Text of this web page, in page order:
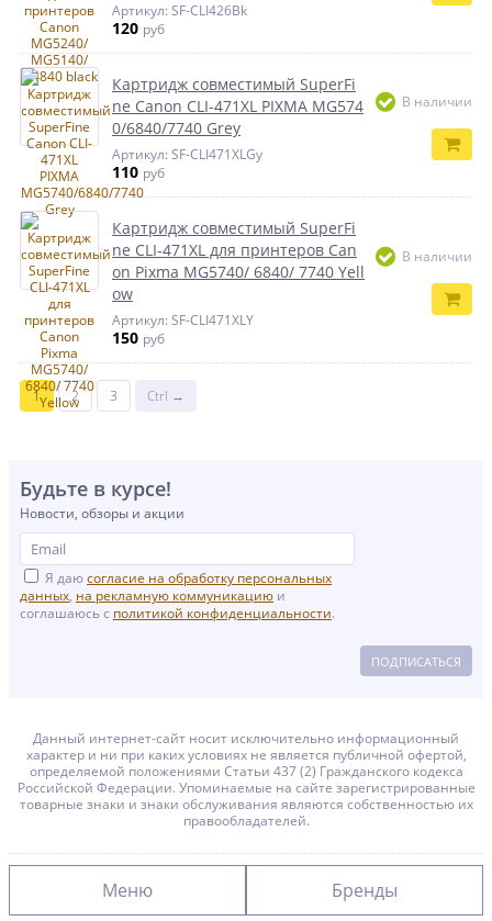
Артикул: SF-CLI426Bk
120 руб
Картридж совместимый SuperFi
ne Canon CLI-471XL PIXMA MG574
0/6840/7740 Grey
Артикул: SF-CLI471XLGy
110 руб
В наличии
Картридж совместимый SuperFi
ne CLI-471XL для принтеров Can
on Pixma MG5740/ 6840/ 7740 Yell
ow
Артикул: SF-CLI471XLY
150 руб
В наличии
1 2 3 Ctrl →
Будьте в курсе!
Новости, обзоры и акции
Я даюсогласие на обработку персональных
данных, на рекламную коммуникацию и
соглашаюсь с политикой конфиденциальности.
ПОДПИСАТЬСЯ
Данный интернет-сайт носит исключительно информационный
характер и ни при каких условиях не является публичной офертой,
определяемой положениями Статьи 437 (2) Гражданского кодекса
Российской Федерации. Упоминаемые на сайте зарегистрированные
товарные знаки и знаки обслуживания являются собственностью их
правообладателей.
Меню Бренды